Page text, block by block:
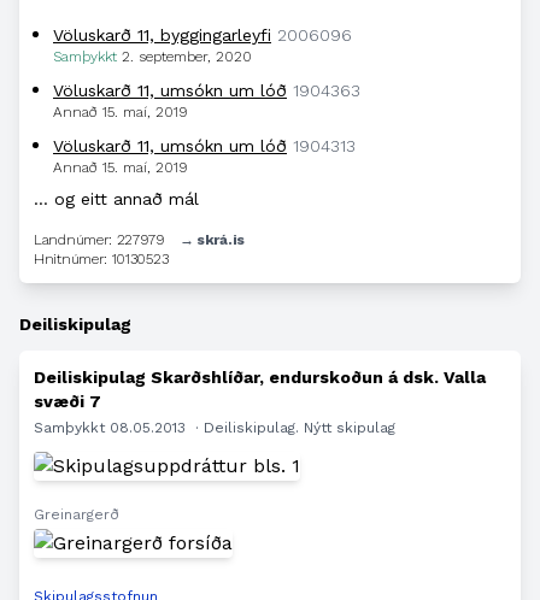
Völuskarð 11, byggingarleyfi 2006096
Samþykkt 2. september, 2020
Völuskarð 11, umsókn um lóð 1904363
Annað 15. maí, 2019
Völuskarð 11, umsókn um lóð 1904313
Annað 15. maí, 2019
… og eitt annað mál
Landnúmer: 227979
→ skrá.is
Hnitnúmer: 10130523
Deiliskipulag
Deiliskipulag Skarðshlíðar, endurskoðun á dsk. Valla
svæði 7
Samþykkt 08.05.2013 · Deiliskipulag. Nýtt skipulag
Greinargerð
Skipulagsstofnun